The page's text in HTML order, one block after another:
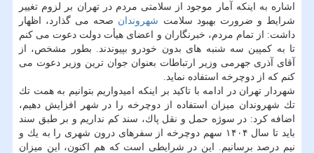
اشاره به اینكه آمار موجود از سلامتی مردم در تهران بر لزوم تغییر
شرایط و ضرورت بهبود سلامت شهروندان صحه می گذارد، اظهار
داشت: از تمام مردم، خبرنگاران و اعضای هیأت دولت دعوت می كنم
تا به كمپین سه شنبه های بدون خودرو بپیوندند. بطور مشخص، از
آقای آذری جهرمی وزیر ارتباطات بعنوان جوان ترین وزیر دعوت می
كنم كه از دوچرخه استفاده نماید.
شهردار تهران در ادامه با تاكید بر اینكه امیدواریم بتوانیم به همت تك
تك شهروندان میزان استفاده از دوچرخه را در شهر افزایش دهیم،
اضافه كرد: در سوژه حمل و نقل پاك، سند كم نداریم و بر طبق سند
باید تا سال ۱۴۰۴ سهم دوچرخه از سفرهای درون شهری را به یك و
نیم درصد برسانیم. این در شرایطی است كه هم اكنون، این میزان